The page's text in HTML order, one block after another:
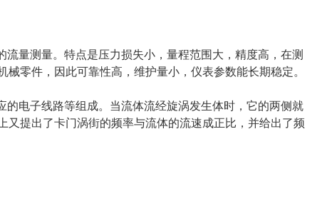
量测量。特点是压力损失小，量程范围大，精度高，在测
零件，因此可靠性高，维护量小，仪表参数能长期稳定。
电子线路等组成。当流体流经旋涡发生体时，它的两侧就
提出了卡门涡街的频率与流体的流速成正比，并给出了频